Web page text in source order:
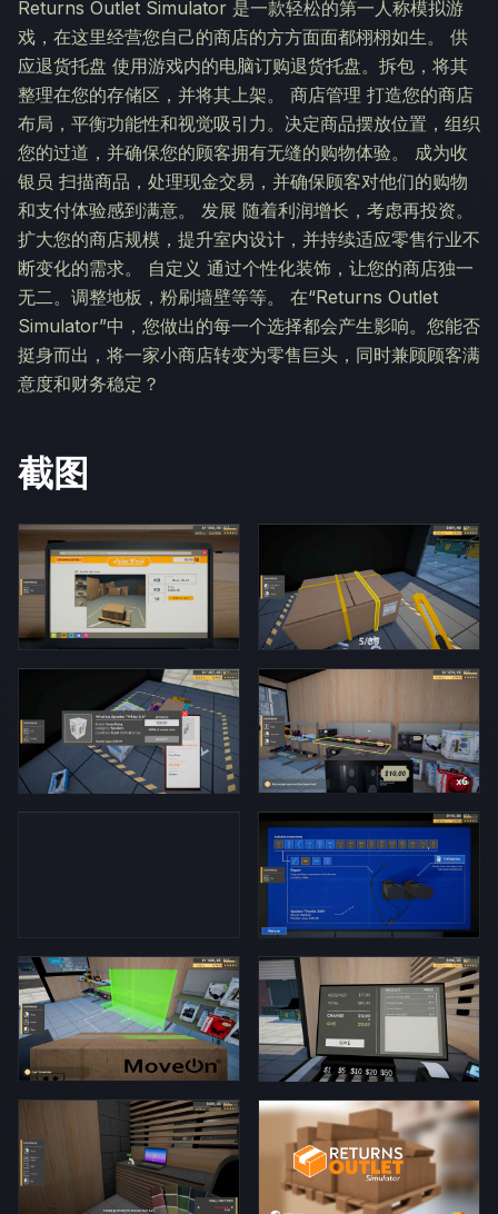
Returns Outlet Simulator 是一款轻松的第一人称模拟游
戏，在这里经营您自己的商店的方方面面都栩栩如生。 供
应退货托盘 使用游戏内的电脑订购退货托盘。拆包，将其
整理在您的存储区，并将其上架。 商店管理 打造您的商店
布局，平衡功能性和视觉吸引力。决定商品摆放位置，组织
您的过道，并确保您的顾客拥有无缝的购物体验。 成为收
银员 扫描商品，处理现金交易，并确保顾客对他们的购物
和支付体验感到满意。 发展 随着利润增长，考虑再投资。
扩大您的商店规模，提升室内设计，并持续适应零售行业不
断变化的需求。 自定义 通过个性化装饰，让您的商店独一
无二。调整地板，粉刷墙壁等等。 在“Returns Outlet
Simulator”中，您做出的每一个选择都会产生影响。您能否
挺身而出，将一家小商店转变为零售巨头，同时兼顾顾客满
意度和财务稳定？
截图